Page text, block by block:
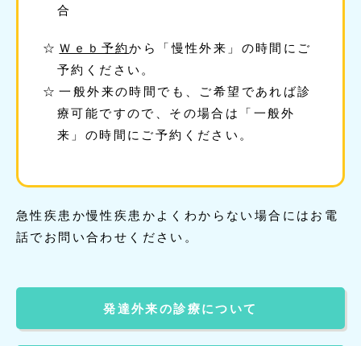
合
Ｗｅｂ予約から「慢性外来」の時間にご
予約ください。
一般外来の時間でも、ご希望であれば診
療可能ですので、その場合は「一般外
来」の時間にご予約ください。
急性疾患か慢性疾患かよくわからない場合にはお電
話でお問い合わせください。
発達外来の診療について